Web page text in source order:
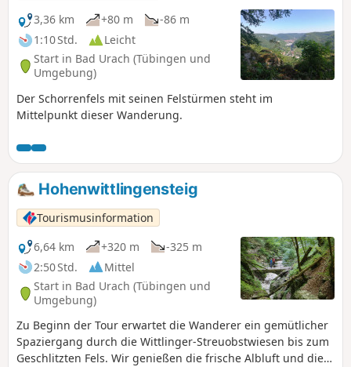
3,36 km
+80 m
-86 m
1:10 Std.
Leicht
Start in Bad Urach (Tübingen und
Umgebung)
Der Schorrenfels mit seinen Felstürmen steht im
Mittelpunkt dieser Wanderung.
Hohenwittlingensteig
Tourismusinformation
6,64 km
+320 m
-325 m
2:50 Std.
Mittel
Start in Bad Urach (Tübingen und
Umgebung)
Zu Beginn der Tour erwartet die Wanderer ein gemütlicher
Spaziergang durch die Wittlinger-Streuobstwiesen bis zum
Geschlitzten Fels. Wir genießen die frische Albluft und die